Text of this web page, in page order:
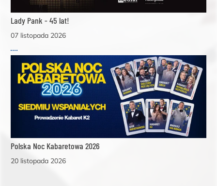
Lady Pank - 45 lat!
07 listopada 2026
Polska Noc Kabaretowa 2026
20 listopada 2026